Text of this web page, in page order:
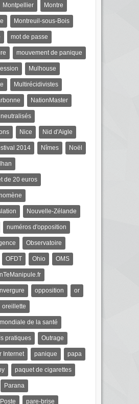
Montpellier Montre
Montreuil-sous-Bois
mot de passe
mouvement de panique
Mulhouse
Multirécidivistes
NationMaster
neutralisés
Nice Nid d'Aigle
2014 Nîmes Noël
de 20 euros
Nouvelle-Zélande
numéros d'opposition
Observatoire
OFDT Ohio OMS
opposition or
oreillette
de la santé
pratiques Outrage
Internet panique papa
paquet de cigarettes
Parana
pare-brise